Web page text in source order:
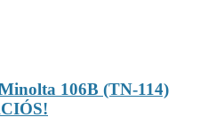
106B (TN-114)